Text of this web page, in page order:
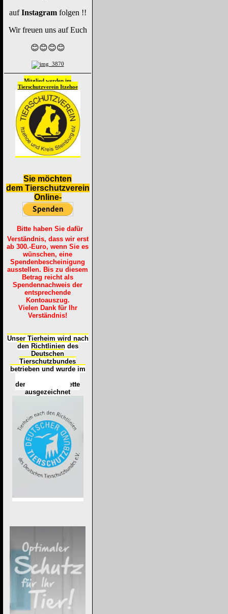
aufInstagramfolgen !!
Wir freuen uns auf Euch
😊😊😊😊
Mitglied werden im
Tierschutzverein Itzehoe
Sie möchten
dem Tierschutzverein
Online-
Bitte haben Sie dafür
Verständnis, dass wir erst
ab 300.-Euro, wenn Sie es
wünschen, eine
Spendenbescheinigung
ausstellen. Bis zu diesem
Betrag reicht als
Spendennachweis der
entsprechende
Kontoauszug.
Vielen Dank für Ihr
Verständnis!
Unser Tierheim wird nach
den Richtlinien des
Deutschen
Tierschutzbundes
betrieben und wurde im
der
Tierheimplakette
ausgezeichnet